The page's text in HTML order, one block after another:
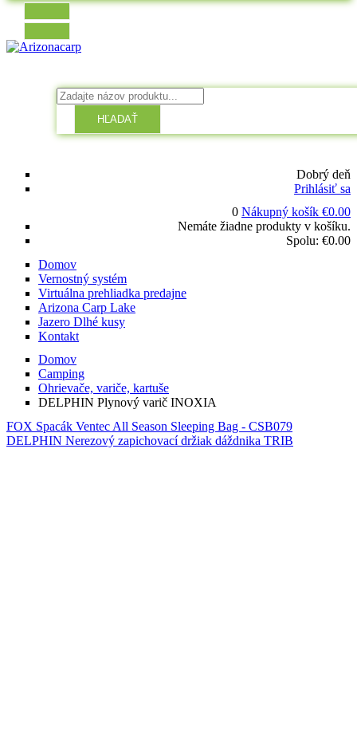
HĽADAŤ
Dobrý deň
Prihlásiť sa
0 Nákupný košík €0.00
Nemáte žiadne produkty v košíku.
Spolu: €0.00
Domov
Vernostný systém
Virtuálna prehliadka predajne
Arizona Carp Lake
Jazero Dlhé kusy
Kontakt
Domov
Camping
Ohrievače, variče, kartuše
DELPHIN Plynový varič INOXIA
FOX Spacák Ventec All Season Sleeping Bag - CSB079
DELPHIN Nerezový zapichovací držiak dáždnika TRIB